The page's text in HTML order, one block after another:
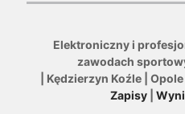
Elektroniczny i
zawodach
| Kędzierzyn Koźle |
Zapisy